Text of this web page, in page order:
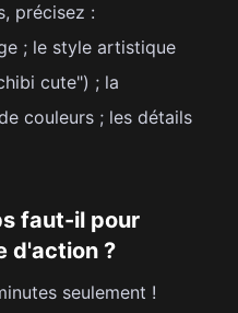
précisez :
; le style artistique
cute") ; la
couleurs ; les détails
faut-il pour
d'action ?
seulement !